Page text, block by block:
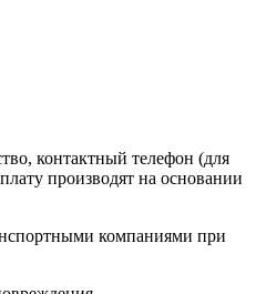
контактный телефон (для
производят на основании
компаниями при